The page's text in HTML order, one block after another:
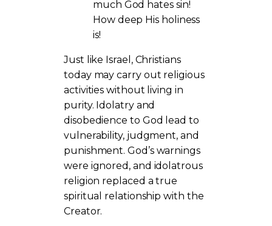
much God hates sin!
How deep His holiness
is!
Just like Israel, Christians
today may carry out religious
activities without living in
purity. Idolatry and
disobedience to God lead to
vulnerability, judgment, and
punishment. God’s warnings
were ignored, and idolatrous
religion replaced a true
spiritual relationship with the
Creator.